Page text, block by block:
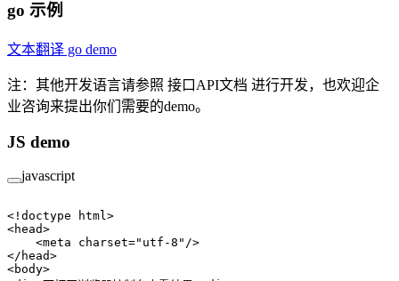
go 示例
文本翻译 go demo
注：其他开发语言请参照 接口API文档 进行开发，也欢迎企
业咨询来提出你们需要的demo。
JS demo
javascript
<! doctype html>
<head>
    <
meta charset="utf-8" />
</ head>
<body>